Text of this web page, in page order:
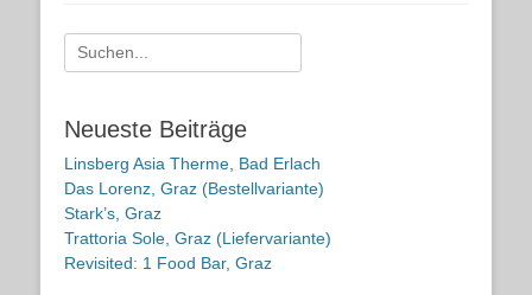
Suche
nach:
Neueste Beiträge
Linsberg Asia Therme, Bad Erlach
Das Lorenz, Graz (Bestellvariante)
Stark’s, Graz
Trattoria Sole, Graz (Liefervariante)
Revisited: 1 Food Bar, Graz